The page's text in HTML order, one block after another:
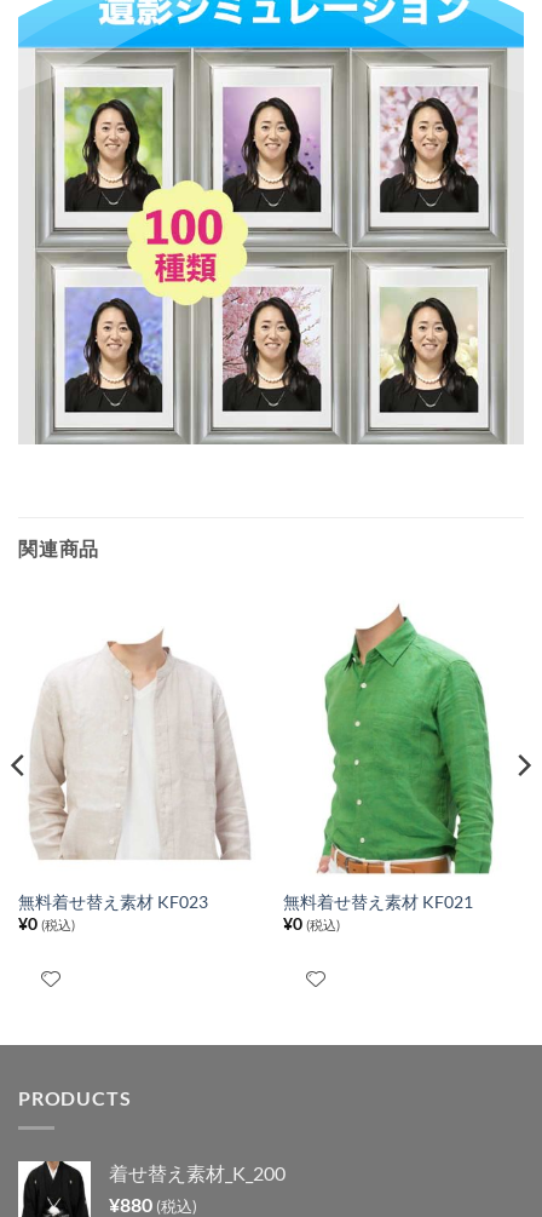
関連商品
無料着せ替え素材 KF023
¥0 (税込)
無料着せ替え素材 KF021
¥0 (税込)
PRODUCTS
着せ替え素材_K_200
¥880 (税込)